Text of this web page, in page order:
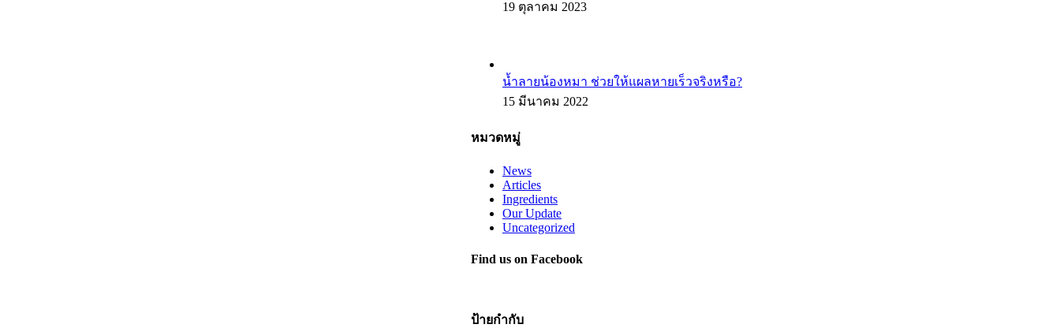
19 ตุลาคม 2023
น้ำลายน้องหมา ช่วยให้แผลหายเร็วจริงหรือ?
15 มีนาคม 2022
หมวดหมู่
News
Articles
Ingredients
Our Update
Uncategorized
Find us on Facebook
ป้ายกำกับ